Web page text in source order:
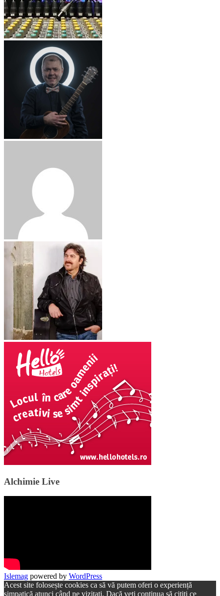
Alchimie Live
Islemag powered by WordPress
Acest site folosește cookies ca să vă putem oferi o experiență
simpatică atunci când ne vizitați. Dacă veți continua să citiți ce